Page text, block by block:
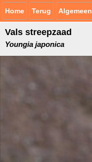
Home Terug Algemeen
Vals streepzaad
Youngia japonica